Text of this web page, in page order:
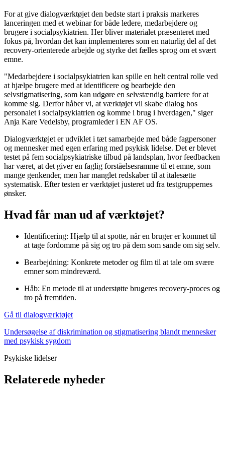
For at give dialogværktøjet den bedste start i praksis markeres
lanceringen med et webinar for både ledere, medarbejdere og
brugere i socialpsykiatrien. Her bliver materialet præsenteret med
fokus på, hvordan det kan implementeres som en naturlig del af det
recovery-orienterede arbejde og styrke det fælles sprog om et svært
emne.
"Medarbejdere i socialpsykiatrien kan spille en helt central rolle ved
at hjælpe brugere med at identificere og bearbejde den
selvstigmatisering, som kan udgøre en selvstændig barriere for at
komme sig. Derfor håber vi, at værktøjet vil skabe dialog hos
personalet i socialpsykiatrien og komme i brug i hverdagen," siger
Anja Kare Vedelsby, programleder i EN AF OS.
Dialogværktøjet er udviklet i tæt samarbejde med både fagpersoner
og mennesker med egen erfaring med psykisk lidelse. Det er blevet
testet på fem socialpsykiatriske tilbud på landsplan, hvor feedbacken
har været, at det giver en faglig forståelsesramme til et emne, som
mange genkender, men har manglet redskaber til at italesætte
systematisk. Efter testen er værktøjet justeret ud fra testgruppernes
ønsker.
Hvad får man ud af værktøjet?
Identificering: Hjælp til at spotte, når en bruger er kommet til
at tage fordomme på sig og tro på dem som sande om sig selv.
Bearbejdning: Konkrete metoder og film til at tale om svære
emner som mindreværd.
Håb: En metode til at understøtte brugeres recovery-proces og
tro på fremtiden.
Gå til dialogværktøjet
Undersøgelse af diskrimination og stigmatisering blandt mennesker
med psykisk sygdom
Psykiske lidelser
Relaterede nyheder